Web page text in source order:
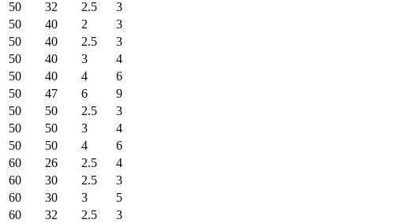
50
32 2.5
3
50
40 2
3
50
40 2.5
3
50
40 3
4
50
40 4
6
50
47 6
9
50
50 2.5
3
50
50 3
4
50
50 4
6
60
26 2.5
4
60
30 2.5
3
60
30 3
5
60
32 2.5
3